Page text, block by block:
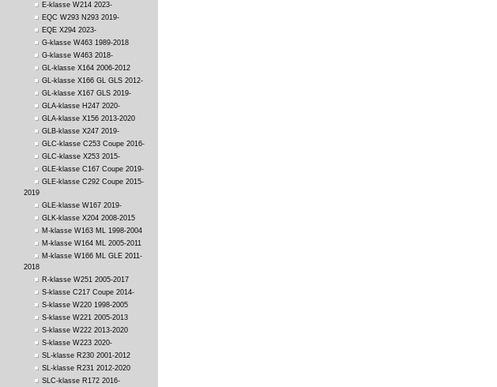
E-klasse W214 2023-
EQC W293 N293 2019-
EQE X294 2023-
G-klasse W463 1989-2018
G-klasse W463 2018-
GL-klasse X164 2006-2012
GL-klasse X166 GL GLS 2012-
GL-klasse X167 GLS 2019-
GLA-klasse H247 2020-
GLA-klasse X156 2013-2020
GLB-klasse X247 2019-
GLC-klasse C253 Coupe 2016-
GLC-klasse X253 2015-
GLE-klasse C167 Coupe 2019-
GLE-klasse C292 Coupe 2015-
2019
GLE-klasse W167 2019-
GLK-klasse X204 2008-2015
M-klasse W163 ML 1998-2004
M-klasse W164 ML 2005-2011
M-klasse W166 ML GLE 2011-
2018
R-klasse W251 2005-2017
S-klasse C217 Coupe 2014-
S-klasse W220 1998-2005
S-klasse W221 2005-2013
S-klasse W222 2013-2020
S-klasse W223 2020-
SL-klasse R230 2001-2012
SL-klasse R231 2012-2020
SLC-klasse R172 2016-